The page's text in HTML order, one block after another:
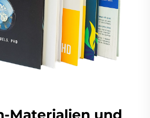
Materialien und